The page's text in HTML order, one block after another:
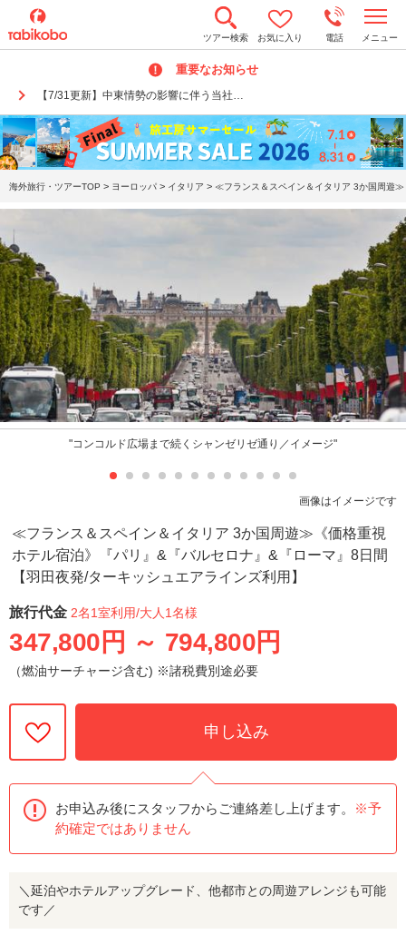
ツアー検索 お気に入り 電話 メニュー
重要なお知らせ
【7/31更新】中東情勢の影響に伴う当社…
o
n
a
v
i
g
a
t
i
海外旅行・ツアーTOP > ヨーロッパ > イタリア > ≪フランス＆スペイン＆イタリア 3か国周遊≫
"コンコルド広場まで続くシャンゼリゼ通り／イメージ"
画像はイメージです
≪フランス＆スペイン＆イタリア 3か国周遊≫《価格重視
ホテル宿泊》『パリ』&『バルセロナ』&『ローマ』8日間
【羽田夜発/ターキッシュエアラインズ利用】
旅行代金 2名1室利用/大人1名様
347,800円 ～ 794,800円
（燃油サーチャージ含む) ※諸税費別途必要
申し込み
お申込み後にスタッフからご連絡差し上げます。
※予
約確定ではありません
＼延泊やホテルアップグレード、他都市との周遊アレンジも可能
です／